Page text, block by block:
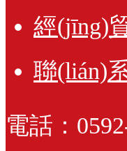
經(jīng)
聯(lián)
電話：